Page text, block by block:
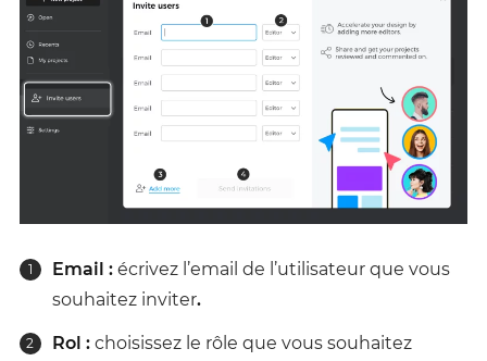
Email :écrivez l’email de l’utilisateur que vous
souhaitez inviter.
Rol :choisissez le rôle que vous souhaitez